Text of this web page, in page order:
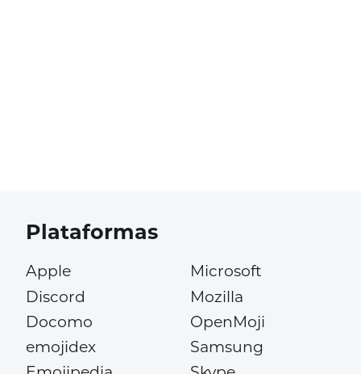
Plataformas
Apple
Discord
Docomo
emojidex
Microsoft
Mozilla
OpenMoji
Samsung